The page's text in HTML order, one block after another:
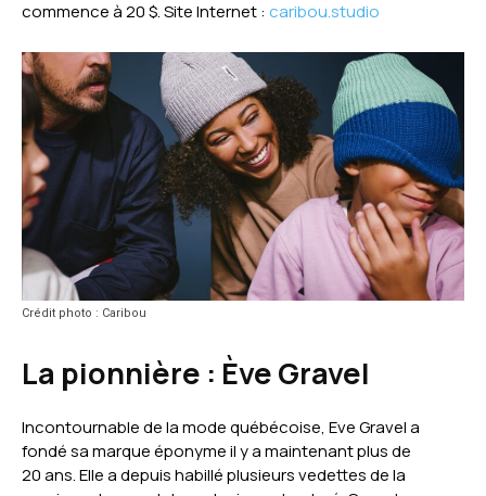
commence à 20 $. Site Internet : caribou.studio
Crédit photo : Caribou
La pionnière : Ève Gravel
Incontournable de la mode québécoise, Eve Gravel a
fondé sa marque éponyme il y a maintenant plus de
20 ans. Elle a depuis habillé plusieurs vedettes de la